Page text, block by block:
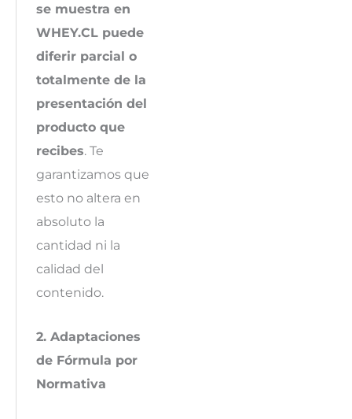
se muestra en
WHEY.CL puede
diferir parcial o
totalmente de la
presentación del
producto que
recibes. Te
garantizamos que
esto no altera en
absoluto la
cantidad ni la
calidad del
contenido.
2. Adaptaciones
de Fórmula por
Normativa